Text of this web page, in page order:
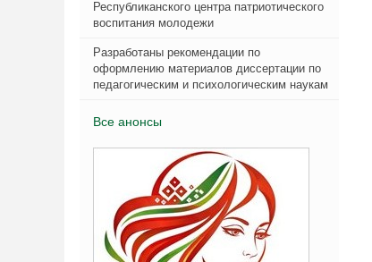
Республиканского центра патриотического
воспитания молодежи
Разработаны рекомендации по
оформлению материалов диссертации по
педагогическим и психологическим наукам
Все анонсы